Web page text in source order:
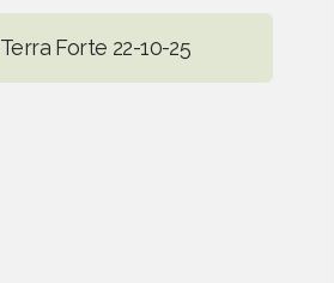
Terra Forte 22-10-25